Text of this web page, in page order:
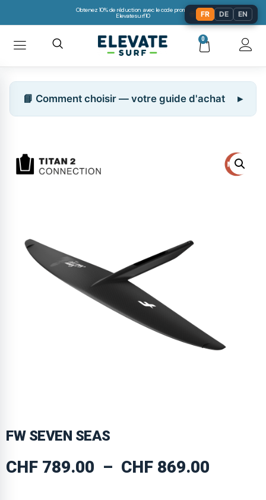
Obtenez 10% de réduction avec le code promo:
Elevatesurf10
0
📘 Comment choisir — votre guide d'achat
FW SEVEN SEAS
CHF 789.00 – CHF 869.00
FR DE EN